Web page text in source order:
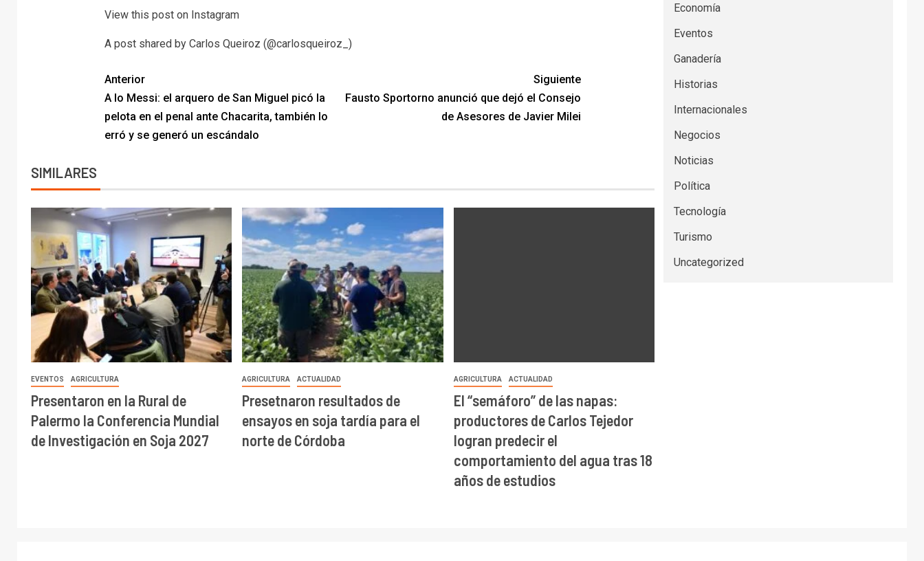
View this post on Instagram
A post shared by Carlos Queiroz (@carlosqueiroz_)
Anterior
A lo Messi: el arquero de San Miguel picó la
pelota en el penal ante Chacarita, también lo
erró y se generó un escándalo
Siguiente
Fausto Sportorno anunció que dejó el Consejo
de Asesores de Javier Milei
SIMILARES
EVENTOS AGRICULTURA
Presentaron en la Rural de
Palermo la Conferencia Mundial
de Investigación en Soja 2027
AGRICULTURA ACTUALIDAD
Presetnaron resultados de
ensayos en soja tardía para el
norte de Córdoba
AGRICULTURA ACTUALIDAD
El “semáforo” de las napas:
productores de Carlos Tejedor
logran predecir el
comportamiento del agua tras 18
años de estudios
Economía
Eventos
Ganadería
Historias
Internacionales
Negocios
Noticias
Política
Tecnología
Turismo
Uncategorized